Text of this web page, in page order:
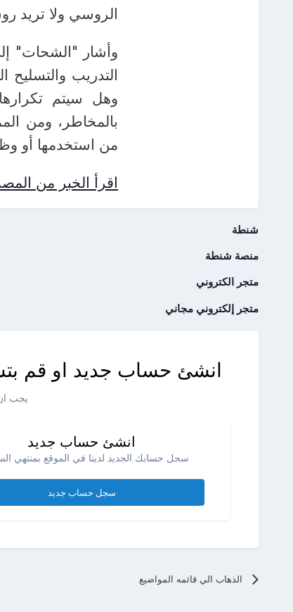
الروسي ولا تريد
وأشار "الشحات"
التدريب
وهل سيتم
بالمخاطر، ومن
من استخدمها أو
اقرأ الخبر من
شنطة
منصة شنطة
متجر الكتروني
متجر إلكتروني مجاني
انشئ حساب جديد او قم
يجب
انشئ حساب جديد
سجل حسابك الجديد لدينا في الموقع بمنتهي
سجل حساب جديد
الذهاب الي قائمه المواضيع